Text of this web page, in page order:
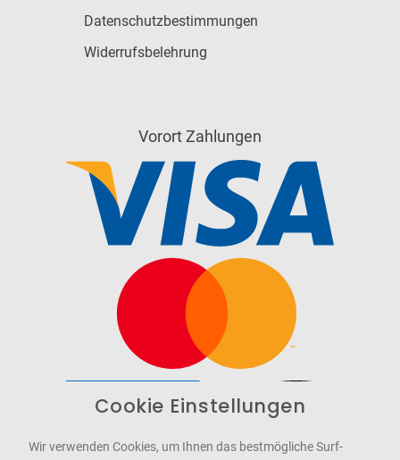
Datenschutzbestimmungen
Widerrufsbelehrung
Vorort Zahlungen
WCAG-2.1-AA
Cookie Einstellungen
Wir verwenden Cookies, um Ihnen das bestmögliche Surf-